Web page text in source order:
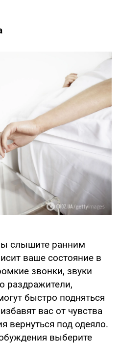
слышите ранним
ваше состояние в
звонки, звуки
раздражители,
быстро подняться
вас от чувства
вернуться под одеяло.
выберите